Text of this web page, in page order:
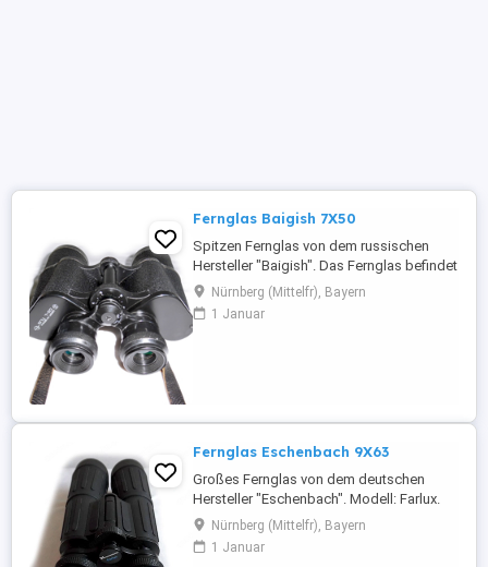
Fernglas Baigish 7X50
Spitzen Fernglas von dem russischen
Hersteller "Baigish". Das Fernglas befindet
sich noch in einem sehr guten
gebrauchten Zustand. Voll funktionsfähig.
Eigenschaften & technische Daten: -
Nürnberg (Mittelfr), Bayern
1 Januar
Fernglas Eschenbach 9X63
Großes Fernglas von dem deutschen
Hersteller "Eschenbach". Modell: Farlux.
Das Fernglas befindet sich in einem top
Zustand. Voll funktionsfähig.
Eigenschaften & technische Daten: -
Nürnberg (Mittelfr), Bayern
1 Januar